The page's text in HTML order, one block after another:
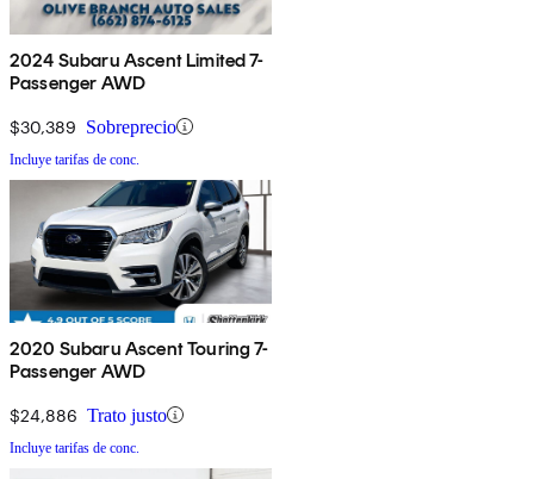
2024 Subaru Ascent Limited 7-
Passenger AWD
$30,389 Sobreprecio
Incluye tarifas de conc.
2020 Subaru Ascent Touring 7-
Passenger AWD
$24,886 Trato justo
Incluye tarifas de conc.